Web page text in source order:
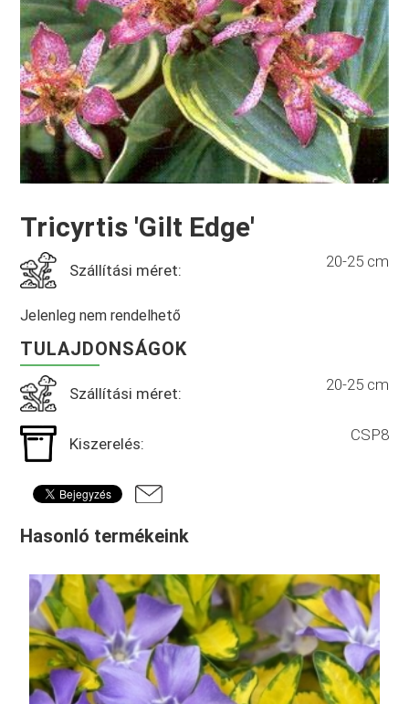
Tricyrtis 'Gilt Edge'
Szállítási méret: 20-25 cm
Jelenleg nem rendelhető
TULAJDONSÁGOK
Szállítási méret: 20-25 cm
Kiszerelés: CSP8
Hasonló termékeink